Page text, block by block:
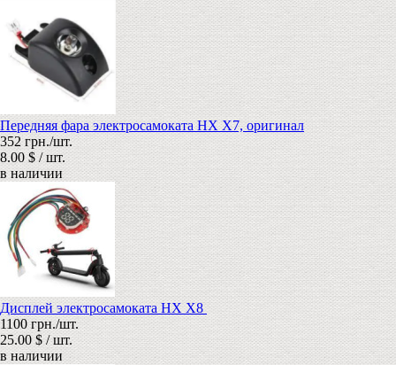
Передняя фара электросамоката HX X7, оригинал
352 грн./шт.
8.00 $ / шт.
в наличии
Дисплей электросамоката HX X8
1100 грн./шт.
25.00 $ / шт.
в наличии